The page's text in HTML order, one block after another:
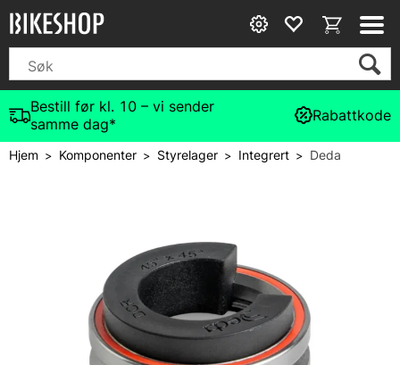
Bestill før kl. 10 – vi sender
samme dag*
Rabattkode
Hjem> Komponenter> Styrelager> Integrert> Deda